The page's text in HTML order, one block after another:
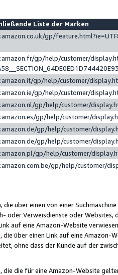
Liste der Marken
gp/
gp/help/customer/
gp/help/customer/
gp/help/customer/
gp/help/customer/
gp/help/customer/
gp/help/customer/
gp/help/customer/
gp/help/customer/
gp/help/customer/
über einen von einer
oder Verweisdienste oder Websites,
auf eine Amazon-Website
die über einen Link auf eine
ohne dass der Kunde auf der
die für eine Amazon-Website